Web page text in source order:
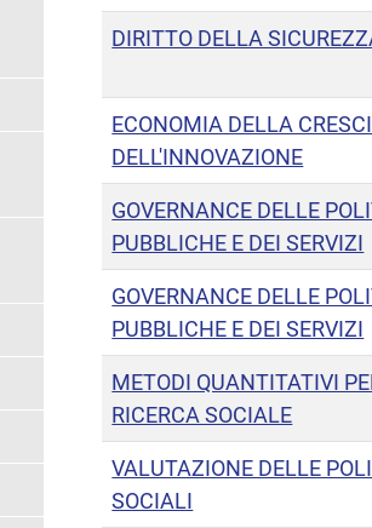
DIRITTO DELLA
ECONOMIA DELLA
DELL'INNOVAZIONE
GOVERNANCE DELLE
PUBBLICHE E DEI SERVIZI
GOVERNANCE DELLE
PUBBLICHE E DEI SERVIZI
METODI QUANTITATIVI
RICERCA SOCIALE
VALUTAZIONE DELLE
SOCIALI